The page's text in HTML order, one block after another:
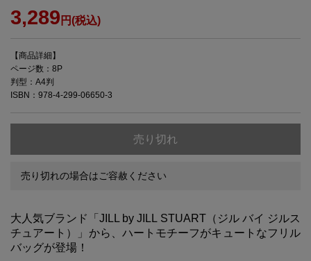
3,289 円(税込)
【商品詳細】
ページ数：8P
判型：A4判
ISBN：978-4-299-06650-3
売り切れ
売り切れの場合はご容赦ください
大人気ブランド「JILL by JILL STUART（ジル バイ ジルス
チュアート）」から、ハートモチーフがキュートなフリル
バッグが登場！